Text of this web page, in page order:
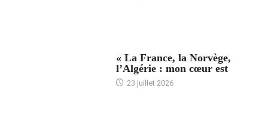
« La France, la Norvège,
l’Algérie : mon cœur est
23 juillet 2026